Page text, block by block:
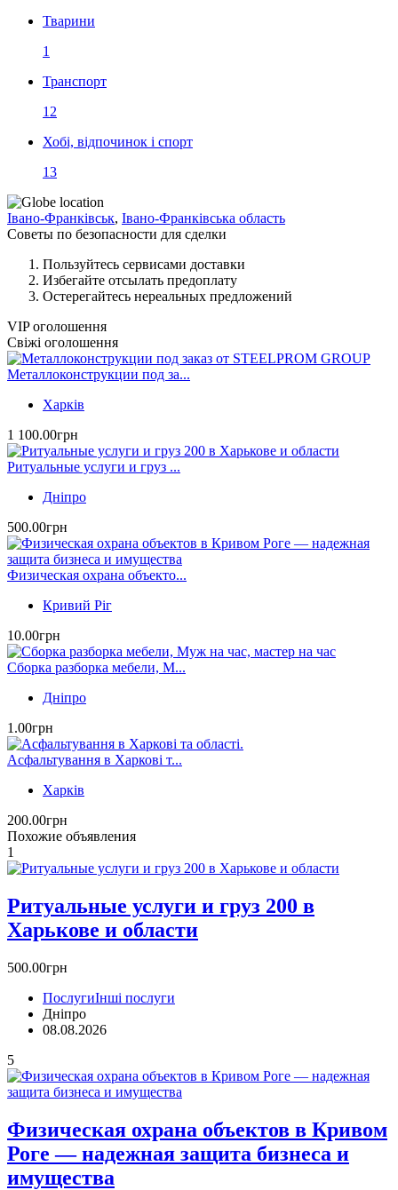
Тварини
1
Транспорт
12
Хобі, відпочинок і спорт
13
Івано-Франківськ, Івано-Франківська область
Советы по безопасности для сделки
Пользуйтесь сервисами доставки
Избегайте отсылать предоплату
Остерегайтесь нереальных предложений
VIP оголошення
Свіжі оголошення
Металлоконструкции под за...
Харків
1 100.00грн
Ритуальные услуги и груз ...
Дніпро
500.00грн
Физическая охрана объекто...
Кривий Ріг‎
10.00грн
Сборка разборка мебели, М...
Дніпро
1.00грн
Асфальтування в Харкові т...
Харків
200.00грн
Похожие объявления
1
Ритуальные услуги и груз 200 в
Харькове и области
500.00грн
ПослугиІнші послуги
Дніпро
08.08.2026
5
Физическая охрана объектов в Кривом
Роге — надежная защита бизнеса и
имущества